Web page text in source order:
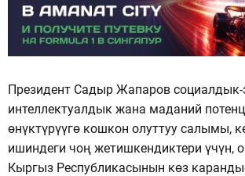
Президент Садыр Жапаров
интеллектуалдык жана маданий
өнүктүрүүгө кошкон олуттуу салымы,
ишиндеги чоң жетишкендиктери үчүн,
Кыргыз Республикасынын көз